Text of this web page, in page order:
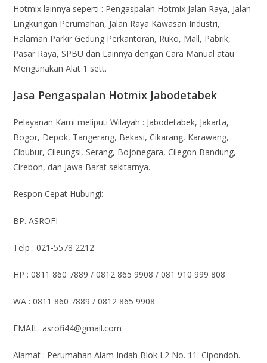
Hotmix lainnya seperti : Pengaspalan Hotmix Jalan Raya, Jalan
Lingkungan Perumahan, Jalan Raya Kawasan Industri,
Halaman Parkir Gedung Perkantoran, Ruko, Mall, Pabrik,
Pasar Raya, SPBU dan Lainnya dengan Cara Manual atau
Mengunakan Alat 1 sett.
Jasa Pengaspalan Hotmix Jabodetabek
Pelayanan Kami meliputi Wilayah : Jabodetabek, Jakarta,
Bogor, Depok, Tangerang, Bekasi, Cikarang, Karawang,
Cibubur, Cileungsi, Serang, Bojonegara, Cilegon Bandung,
Cirebon, dan Jawa Barat sekitarnya.
Respon Cepat Hubungi:
BP. ASROFI
Telp : 021-5578 2212
HP : 0811 860 7889 / 0812 865 9908 / 081 910 999 808
WA : 0811 860 7889 / 0812 865 9908
EMAIL: asrofi44@gmail.com
Alamat : Perumahan Alam Indah Blok L2 No. 11. Cipondoh.